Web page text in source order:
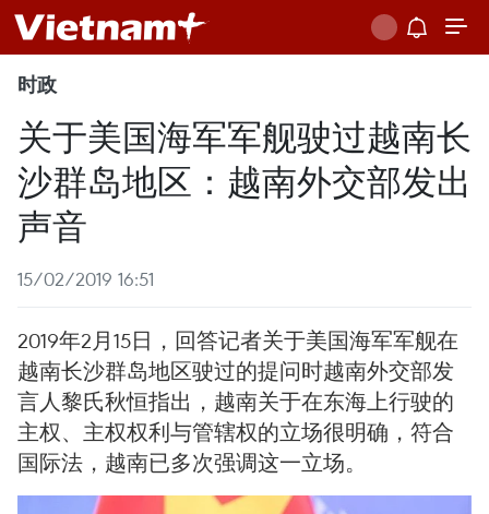
时政
关于美国海军军舰驶过越南长
沙群岛地区：越南外交部发出
声音
15/02/2019 16:51
2019年2月15日，回答记者关于美国海军军舰在
越南长沙群岛地区驶过的提问时越南外交部发
言人黎氏秋恒指出，越南关于在东海上行驶的
主权、主权权利与管辖权的立场很明确，符合
国际法，越南已多次强调这一立场。